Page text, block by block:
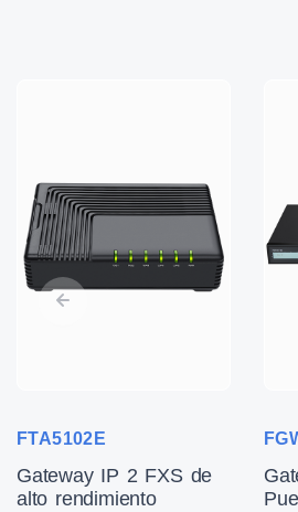
FTA5102E
Gateway IP 2 FXS de
alto rendimiento